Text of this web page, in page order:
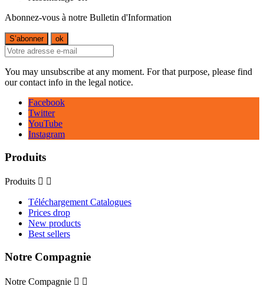
Abonnez-vous à notre Bulletin d'Information
You may unsubscribe at any moment. For that purpose, please find
our contact info in the legal notice.
Facebook
Twitter
YouTube
Instagram
Produits
Produits  
Téléchargement Catalogues
Prices drop
New products
Best sellers
Notre Compagnie
Notre Compagnie  